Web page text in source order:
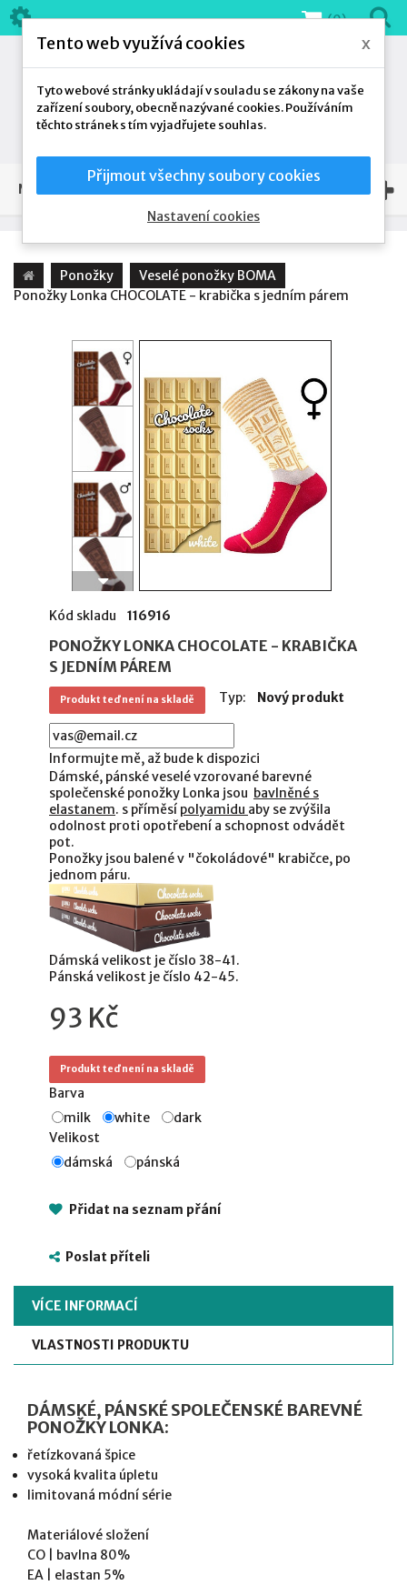
(0)
NAŠE NABÍDKA
Ponožky
Veselé ponožky BOMA
Ponožky Lonka CHOCOLATE - krabička s jedním párem
Kód skladu 116916
PONOŽKY LONKA CHOCOLATE - KRABIČKA
S JEDNÍM PÁREM
Produkt teď není na skladě Typ: Nový produkt
Informujte mě, až bude k dispozici
Dámské, pánské veselé vzorované barevné
společenské ponožky Lonka jsou bavlněné s
elastanem. s příměsí polyamidu aby se zvýšila
odolnost proti opotřebení a schopnost odvádět
pot.
Ponožky jsou balené v "čokoládové" krabičce, po
jednom páru.
Dámská velikost je číslo 38-41.
Pánská velikost je číslo 42-45.
93 Kč
Produkt teď není na skladě
Barva
milk
white
dark
Velikost
dámská
pánská
Přidat na seznam přání
Poslat příteli
VÍCE INFORMACÍ
VLASTNOSTI PRODUKTU
DÁMSKÉ, PÁNSKÉ SPOLEČENSKÉ BAREVNÉ
PONOŽKY LONKA:
řetízkovaná špice
vysoká kvalita úpletu
limitovaná módní série
Materiálové složení
CO | bavlna 80%
EA | elastan 5%
Tento web využívá cookies x
Tyto webové stránky ukládají v souladu se zákony na vaše
zařízení soubory, obecně nazývané cookies. Používáním
těchto stránek s tím vyjadřujete souhlas.
Přijmout všechny soubory cookies
Nastavení cookies